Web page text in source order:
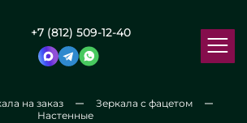
+7 (812) 509-12-40
на заказ
Зеркала с фацетом
Настенные